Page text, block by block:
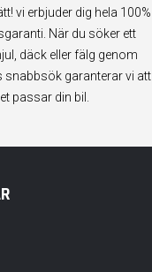
vi erbjuder dig hela 100%
När du söker ett
däck eller fälg genom
snabbsök garanterar vi att
passar din bil.